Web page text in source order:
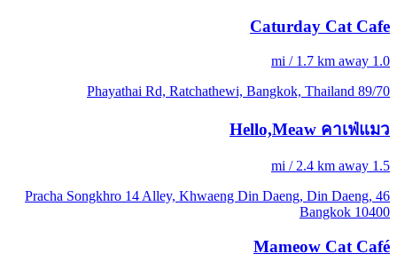
Caturday Cat Cafe
1.0 mi / 1.7 km away
89/70 Phayathai Rd, Ratchathewi, Bangkok, Thailand
Hello,Meaw คาเฟ่แมว
1.5 mi / 2.4 km away
46 Pracha Songkhro 14 Alley, Khwaeng Din Daeng, Din Daeng,
Bangkok 10400
Mameow Cat Café